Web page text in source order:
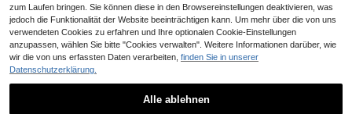
10
zum Laufen bringen. Sie können diese in den Browsereinstellungen deaktivieren, was
jedoch die Funktionalität der Website beeinträchtigen kann. Um mehr über die von uns
verwendeten Cookies zu erfahren und Ihre optionalen Cookie-Einstellungen
anzupassen, wählen Sie bitte "Cookies verwalten". Weitere Informationen darüber, wie
wir die von uns erfassten Daten verarbeiten, finden Sie in unserer
Datenschutzerklärung.
Alle ablehnen